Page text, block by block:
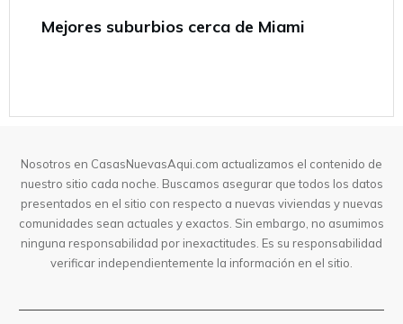
Mejores suburbios cerca de Miami
Nosotros en CasasNuevasAqui.com actualizamos el contenido de
nuestro sitio cada noche. Buscamos asegurar que todos los datos
presentados en el sitio con respecto a nuevas viviendas y nuevas
comunidades sean actuales y exactos. Sin embargo, no asumimos
ninguna responsabilidad por inexactitudes. Es su responsabilidad
verificar independientemente la información en el sitio.